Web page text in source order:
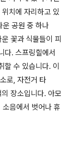
치에 자리하고 있
운 공원 중 하나
꽃과 식물들이 피
다. 스프링힐에서
할 수 있습니다. 이
로, 자전거 타
장소입니다. 아모
음에서 벗어나 휴